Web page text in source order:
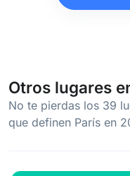
Otros lugares
No te pierdas los 39
que definen París en